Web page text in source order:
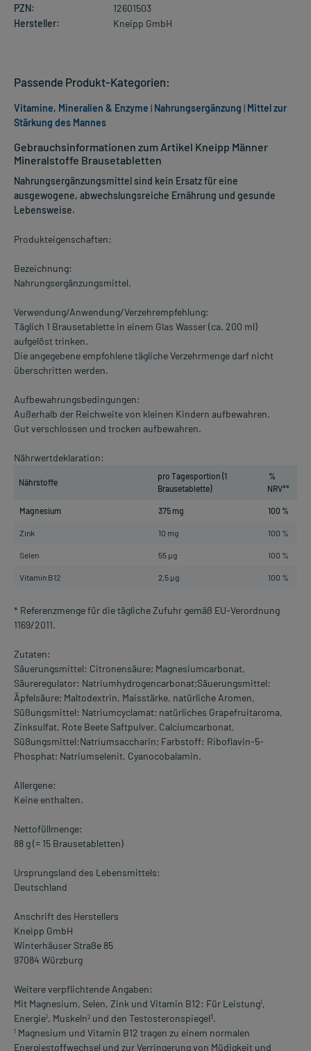
PZN:
12601503
Hersteller:
Kneipp GmbH
Gebrauchsinformationen zum Artikel Kneipp Männer
Mineralstoffe Brausetabletten
Nahrungsergänzungsmittel sind kein Ersatz für eine
ausgewogene, abwechslungsreiche Ernährung und gesunde
Lebensweise.
Produkteigenschaften:
Bezeichnung:
Nahrungsergänzungsmittel.
Verwendung/Anwendung/Verzehrempfehlung:
Täglich 1 Brausetablette in einem Glas Wasser (ca. 200 ml)
aufgelöst trinken.
Die angegebene empfohlene tägliche Verzehrmenge darf nicht
überschritten werden.
Aufbewahrungsbedingungen:
Außerhalb der Reichweite von kleinen Kindern aufbewahren.
Gut verschlossen und trocken aufbewahren.
Nährwertdeklaration:
Nährstoffe
pro Tagesportion (1
Brausetablette)
%
NRV**
Magnesium 375 mg 100 %
Zink 10 mg 100 %
Selen 55 µg 100 %
Vitamin B12 2,5 µg 100 %
* Referenzmenge für die tägliche Zufuhr gemäß EU-Verordnung
1169/2011.
Zutaten:
Säuerungsmittel: Citronensäure; Magnesiumcarbonat,
Säureregulator: Natriumhydrogencarbonat;Säuerungsmittel:
Äpfelsäure; Maltodextrin, Maisstärke, natürliche Aromen,
Süßungsmittel: Natriumcyclamat; natürliches Grapefruitaroma,
Zinksulfat, Rote Beete Saftpulver, Calciumcarbonat,
Süßungsmittel:Natriumsaccharin; Farbstoff: Riboflavin-5-
Phosphat; Natriumselenit, Cyanocobalamin.
Allergene:
Keine enthalten.
Nettofüllmenge:
88 g (= 15 Brausetabletten)
Ursprungsland des Lebensmittels:
Deutschland
Anschrift des Herstellers
Kneipp GmbH
Winterhäuser Straße 85
97084 Würzburg
Weitere verpflichtende Angaben:
Mit Magnesium, Selen, Zink und Vitamin B12: Für Leistung1 ,
Energie1 , Muskeln2 und den Testosteronspiegel3.
1 Magnesium und Vitamin B12 tragen zu einem normalen
Energiestoffwechsel und zur Verringerung von Müdigkeit und
Passende Produkt-Kategorien:
Vitamine, Mineralien & Enzyme | Nahrungsergänzung | Mittel zur
Stärkung des Mannes